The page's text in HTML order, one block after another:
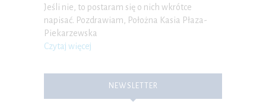
Jeśli nie, to postaram się o nich wkrótce
napisać. Pozdrawiam, Położna Kasia Płaza-
Piekarzewska
Czytaj więcej
NEWSLETTER